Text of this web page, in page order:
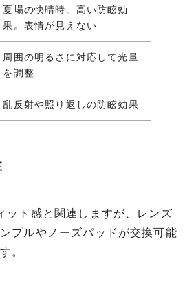
夏場の快晴時。高い防眩効
果。表情が見えない
周囲の明るさに対応して光量
を調整
乱反射や照り返しの防眩効果
ット感と関連しますが、レンズ
プルやノーズパッドが交換可能
。